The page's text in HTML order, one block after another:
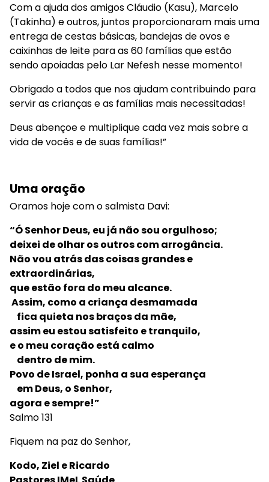
Com a ajuda dos amigos Cláudio (Kasu), Marcelo
(Takinha) e outros, juntos proporcionaram mais uma
entrega de cestas básicas, bandejas de ovos e
caixinhas de leite para as 60 famílias que estão
sendo apoiadas pelo Lar Nefesh nesse momento!
Obrigado a todos que nos ajudam contribuindo para
servir as crianças e as famílias mais necessitadas!
Deus abençoe e multiplique cada vez mais sobre a
vida de vocês e de suas famílias!”
Uma oração
Oramos hoje com o salmista Davi:
“Ó Senhor Deus, eu já não sou orgulhoso;
deixei de olhar os outros com arrogância.
Não vou atrás das coisas grandes e
extraordinárias,
que estão fora do meu alcance.
Assim, como a criança desmamada
fica quieta nos braços da mãe,
assim eu estou satisfeito e tranquilo,
e o meu coração está calmo
dentro de mim.
Povo de Israel, ponha a sua esperança
em Deus, o Senhor,
agora e sempre!”
Salmo 131
Fiquem na paz do Senhor,
Kodo, Ziel e Ricardo